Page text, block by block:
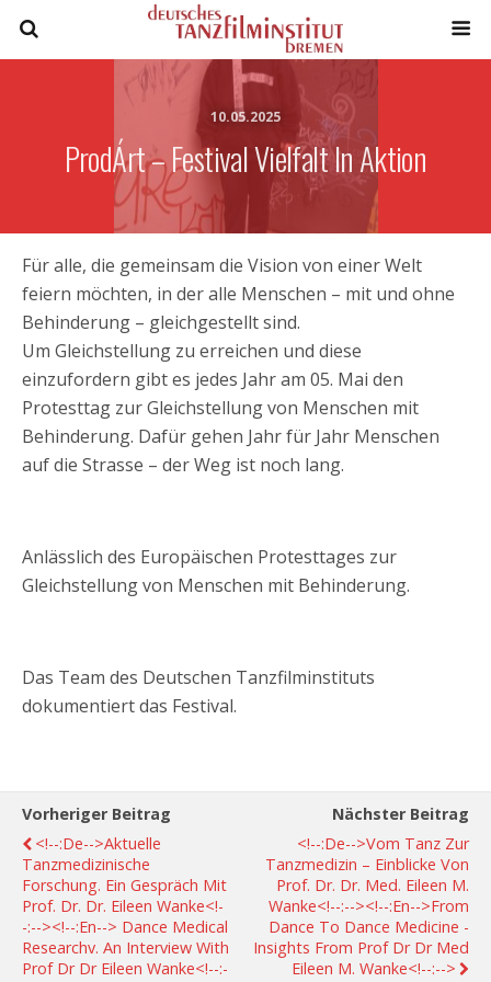
10.05.2025
ProdÁrt – Festival Vielfalt In Aktion
Für alle, die gemeinsam die Vision von einer Welt
feiern möchten, in der alle Menschen – mit und ohne
Behinderung – gleichgestellt sind.
Um Gleichstellung zu erreichen und diese
einzufordern gibt es jedes Jahr am 05. Mai den
Protesttag zur Gleichstellung von Menschen mit
Behinderung. Dafür gehen Jahr für Jahr Menschen
auf die Strasse – der Weg ist noch lang.
Anlässlich des Europäischen Protesttages zur
Gleichstellung von Menschen mit Behinderung.
Das Team des Deutschen Tanzfilminstituts
dokumentiert das Festival.
Vorheriger Beitrag
<!--:de-->Aktuelle
Tanzmedizinische
Forschung. Ein Gespräch Mit
Prof. Dr. Dr. Eileen Wanke<!-
-:--><!--:en--> Dance Medical
Researchv. An Interview With
Prof Dr Dr Eileen Wanke<!--:-
Nächster Beitrag
<!--:de-->Vom Tanz Zur
Tanzmedizin – Einblicke Von
Prof. Dr. Dr. Med. Eileen M.
Wanke<!--:--><!--:en-->From
Dance To Dance Medicine -
Insights From Prof Dr Dr Med
Eileen M. Wanke<!--:-->